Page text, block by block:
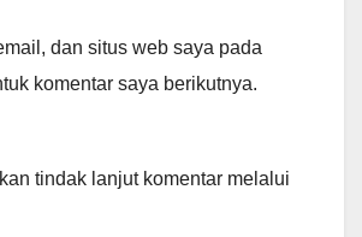
dan situs web saya pada
komentar saya berikutnya.
tindak lanjut komentar melalui